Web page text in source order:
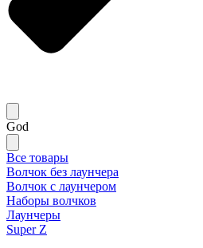
God
Все товары
Волчок без лаунчера
Волчок с лаунчером
Наборы волчков
Лаунчеры
Super Z